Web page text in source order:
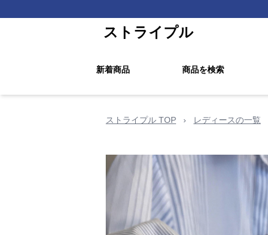
ストライプル
新着商品 商品を検索
ストライプル TOP › レディースの一覧